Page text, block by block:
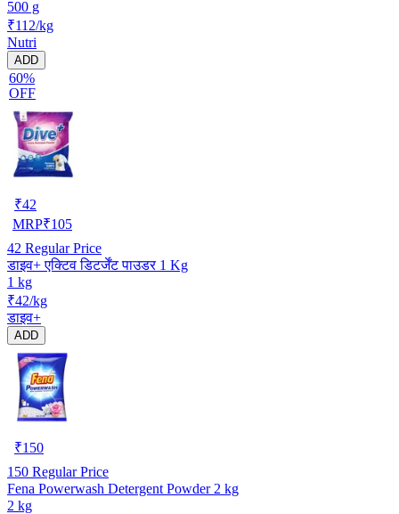
500 g
₹112/kg
Nutri
ADD
60%
OFF
₹42
MRP₹105
42 Regular Price
डाइव+ एक्टिव डिटर्जेंट पाउडर 1 Kg
1 kg
₹42/kg
डाइव+
ADD
₹150
150 Regular Price
Fena Powerwash Detergent Powder 2 kg
2 kg